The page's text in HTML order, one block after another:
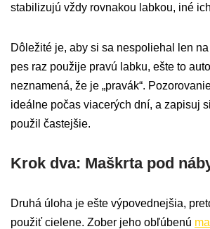
stabilizujú vždy rovnakou labkou, iné
Dôležité je, aby si sa nespoliehal len
pes raz použije pravú labku, ešte to
neznamená, že je „pravák“.
ideálne počas viacerých dní, a zapisuj
použil častejšie.
Krok dva: Maškrta pod
Druhá úloha je ešte výpovednejšia,
použiť cielene. Zober jeho obľúbenú